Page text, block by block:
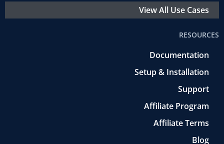
View All Use Cases
RESOURCES
Documentation
Setup & Installation
Support
Affiliate Program
Affiliate Terms
Blog